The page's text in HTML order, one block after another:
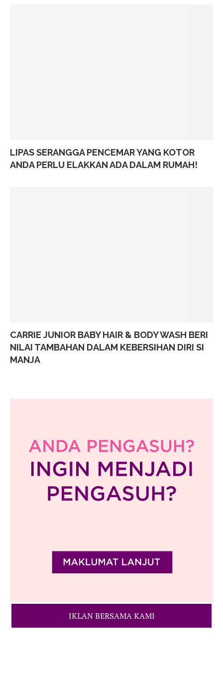
LIPAS SERANGGA PENCEMAR YANG KOTOR
ANDA PERLU ELAKKAN ADA DALAM RUMAH!
CARRIE JUNIOR BABY HAIR & BODY WASH BERI
NILAI TAMBAHAN DALAM KEBERSIHAN DIRI SI
MANJA
IKLAN BERSAMA KAMI